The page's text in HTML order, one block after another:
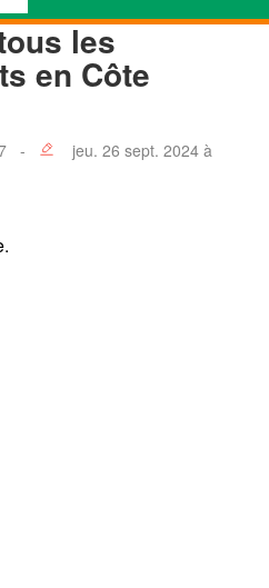
les
en Côte
-
jeu. 26 sept. 2024 à